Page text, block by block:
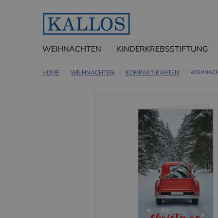
WEIHNACHTEN
KINDERKREBSSTIFTUNG
HOME WEIHNACHTEN KOMPAKT-KARTEN